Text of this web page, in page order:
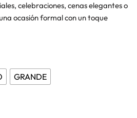
celebraciones, cenas elegantes o
ocasión formal con un toque
GRANDE